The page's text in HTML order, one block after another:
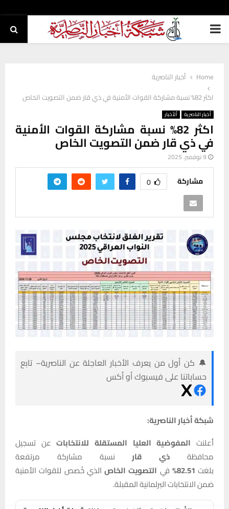
PRIMARY
Home
أخبار الناصرية
اكثر 82% نسبة مشاركة القوات الأمنية في ذي قار ضمن التصويت الخاص
أخبار الناصرية ألأخبار
اكثر 82% نسبة مشاركة القوات الأمنية
في ذي قار ضمن التصويت الخاص
9 نوفمبر، 2025
مشاركة 0
🔔 كن أول من يعرف الأخبار العاجلة عن الناصرية– تابع
حساباتنا على فيسبوك أو أكس
شبكة أخبار الناصرية:
أعلنت المفوضية العليا المستقلة للانتخاباتعن تسجيل
محافظة ذي قار نسبة مشاركة مرتفعة
بلغت 82.51% في التصويت الخاص الذي خُصص للقوات الأمنية
ضمن الانتخابات البرلمانية المقبلة.